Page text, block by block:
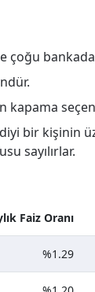
kapama
bir kişinin
sayılırlar.
Faiz Oranı
%1.29